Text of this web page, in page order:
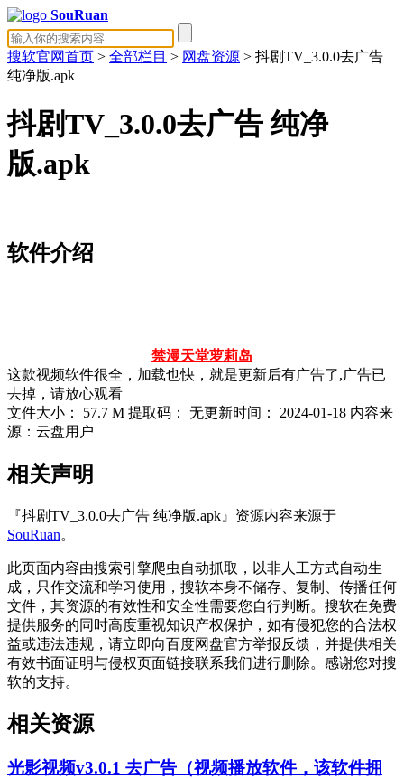
SouRuan
搜软官网首页 > 全部栏目 > 网盘资源 > 抖剧TV_3.0.0去广告
纯净版.apk
抖剧TV_3.0.0去广告 纯净
版.apk
软件介绍
禁漫天堂萝莉岛
这款视频软件很全，加载也快，就是更新后有广告了,广告已
去掉，请放心观看
文件大小：
57.7 M 提取码： 无更新时间： 2024-01-18 内容来
源：云盘用户
相关声明
『抖剧TV_3.0.0去广告 纯净版.apk』资源内容来源于
SouRuan。
此页面内容由搜索引擎爬虫自动抓取，以非人工方式自动生
成，只作交流和学习使用，搜软本身不储存、复制、传播任何
文件，其资源的有效性和安全性需要您自行判断。搜软在免费
提供服务的同时高度重视知识产权保护，如有侵犯您的合法权
益或违法违规，请立即向百度网盘官方举报反馈，并提供相关
有效书面证明与侵权页面链接联系我们进行删除。感谢您对搜
软的支持。
相关资源
光影视频v3.0.1 去广告（视频播放软件，该软件拥